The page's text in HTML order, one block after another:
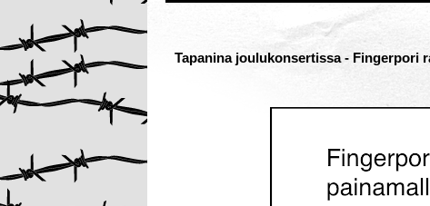
Tapanina joulukonsertissa - Fingerpori